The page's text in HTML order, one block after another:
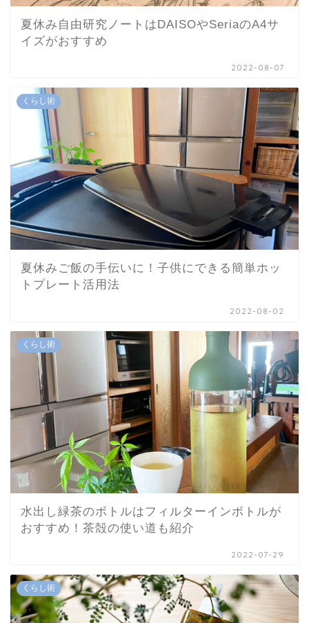
夏休み自由研究ノートはDAISOやSeriaのA4サ
イズがおすすめ
2022-08-07
くらし術
夏休みご飯の手伝いに！子供にできる簡単ホッ
トプレート活用法
2022-08-02
くらし術
水出し緑茶のボトルはフィルターインボトルが
おすすめ！茶殻の使い道も紹介
2022-07-29
くらし術